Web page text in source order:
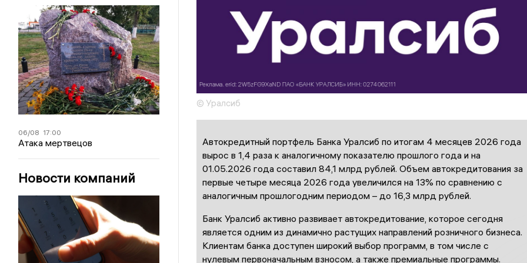
06/08 17:00
Атака мертвецов
Новости компаний
© Уралсиб
Автокредитный портфель Банка Уралсиб по итогам 4 месяцев 2026 года
вырос в 1,4 раза к аналогичному показателю прошлого года и на
01.05.2026 года составил 84,1 млрд рублей. Объем автокредитования за
первые четыре месяца 2026 года увеличился на 13% по сравнению с
аналогичным прошлогодним периодом – до 16,3 млрд рублей.
Банк Уралсиб активно развивает автокредитование, которое сегодня
является одним из динамично растущих направлений розничного бизнеса.
Клиентам банка доступен широкий выбор программ, в том числе с
нулевым первоначальным взносом, а также премиальные программы.